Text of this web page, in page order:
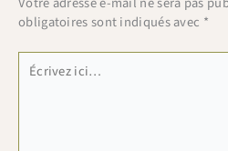
obligatoires sont indiqués avec *
Écrivez
ici…